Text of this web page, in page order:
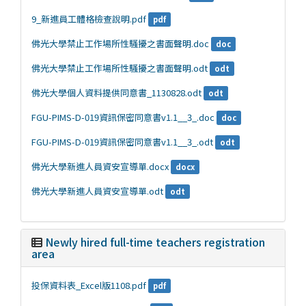
9_新進員工體格檢查說明.pdf
pdf
佛光大學禁止工作場所性騷擾之書面聲明.doc doc
佛光大學禁止工作場所性騷擾之書面聲明.odt odt
佛光大學個人資料提供同意書_1130828.odt odt
FGU-PIMS-D-019資訊保密同意書v1.1__3_.doc doc
FGU-PIMS-D-019資訊保密同意書v1.1__3_.odt odt
佛光大學新進人員資安宣導單.docx docx
佛光大學新進人員資安宣導單.odt odt
Newly hired full-time teachers registration
area
投保資料表_Excel版1108.pdf pdf